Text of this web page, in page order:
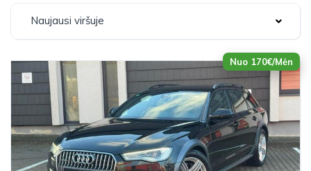
Naujausi viršuje
Nuo 170€/Mėn